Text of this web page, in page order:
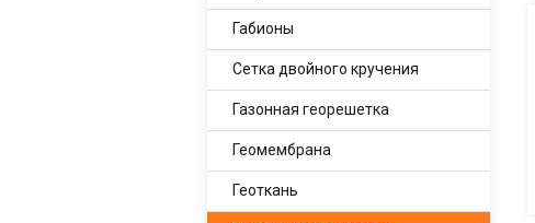
Габионы
Сетка двойного кручения
Газонная георешетка
Геомембрана
Геоткань